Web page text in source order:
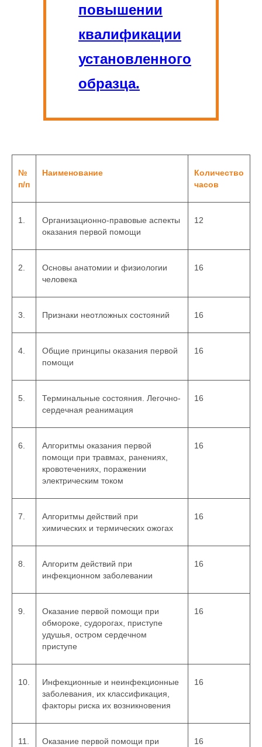
повышении
квалификации
установленного
образца.
№
п/п
Наименование
Количество
часов
1.
Организационно-правовые аспекты
оказания первой помощи
12
2.
Основы анатомии и физиологии
человека
16
3. Признаки неотложных состояний 16
4.
Общие принципы оказания первой
помощи
16
5.
Терминальные состояния. Легочно-
сердечная реанимация
16
6.
Алгоритмы оказания первой
помощи при травмах, ранениях,
кровотечениях, поражении
электрическим током
16
7.
Алгоритмы действий при
химических и термических ожогах
16
8.
Алгоритм действий при
инфекционном заболевании
16
9.
Оказание первой помощи при
обмороке, судорогах, приступе
удушья, остром сердечном
приступе
16
10.
Инфекционные и неинфекционные
заболевания, их классификация,
факторы риска их возникновения
16
11.
Оказание первой помощи при
16